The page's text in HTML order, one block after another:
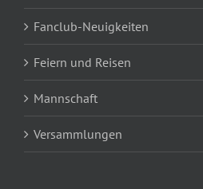
Fanclub-Neuigkeiten
Feiern und Reisen
Mannschaft
Versammlungen